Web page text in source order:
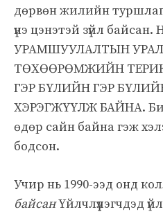
дөрвөн жилийн
үнэ цэнэтэй зүйл
УРАМШУУЛАЛТЫН
ТӨХӨӨРӨМЖИЙН
ГЭР БҮЛИЙН ГЭР
ХЭРЭГЖҮҮЛЖ БАЙНА. Би
өдөр сайн байна гэж
бодсон.
Учир нь 1990-ээд онд
байсанҮйлчлүүлэгчдэд